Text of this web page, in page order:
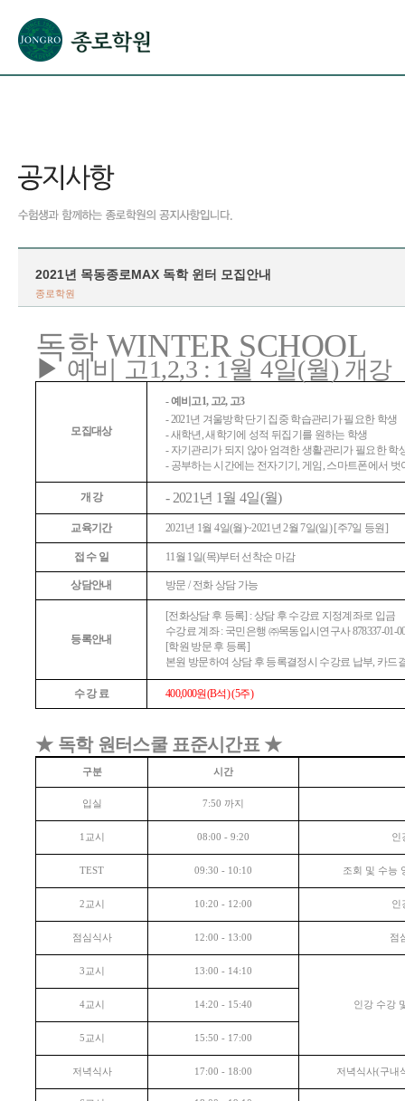
2021년 목동종로MAX 독학 윈터 모집안내
종로학원
독학 WINTER SCHOOL
▶ 예비 고1,2,3 : 1 월4일(월) 개강
모집대상
-예비고1, 고2, 고3
- 2021년 겨울방학 단기 집중 학습관리가 필요한 학생
-새학년 ,새학기에 성적 뒤집기를 원하는 학생
- 자기관리가 되지 않아 엄격한 생활관리가 필요한 학
- 공부하는 시간에는 전자기기 ,게임 , 스마트폰에서 벗
개 강 - 2021 년 1월 4일(월)
교육기간 2021년 1월4일(월)~2021년2월7일(일 ) [주7일 등원]
접 수 일 11월 1일(목)부터 선착순 마감
상담안내 방문/ 전화 상담 가능
등록안내
[전화상담 후 등록] :상담 후 수강료 지정계좌로 입금
수강료 계좌: 국민은행 ㈜목동입시연구사878337-01-
[학원 방문 후 등록]
본원 방문하여 상담 후 등록결정시 수강료 납부, 카드
수 강 료 400,000원(B석) (5주)
★ 독학 원터스쿨 표준시간표 ★
구분 시간
입실 7:50 까지
1 교시 08:00 - 9:20 인
TEST 09:30 - 10:10 조회 및 수능
2 교시 10:20 - 12:00 인
점심식사 12:00 - 13:00 점
3 교시 13:00 - 14:10
인강 수강
4교시 14:20 - 15:40
5 교시 15:50 - 17:00
저녁식사 17:00 - 18:00 저녁식사(구내